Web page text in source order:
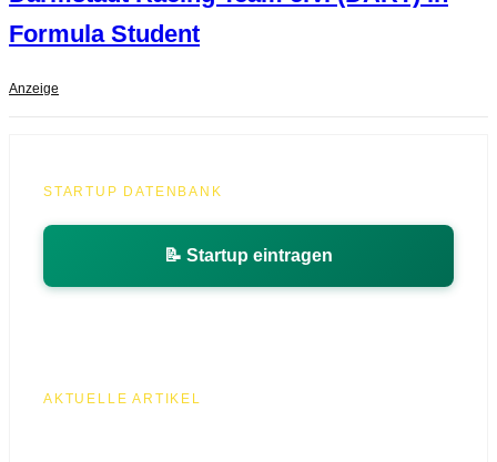
Formula Student
Anzeige
STARTUP DATENBANK
📝 Startup eintragen
AKTUELLE ARTIKEL